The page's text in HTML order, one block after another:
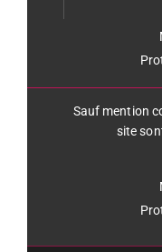
Sauf mention
site